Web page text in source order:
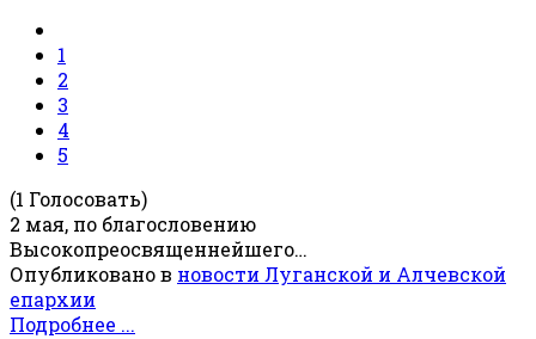
1
2
3
4
5
(1 Голосовать)
2 мая, по благословению
Высокопреосвященнейшего…
Опубликовано в новости Луганской и Алчевской
епархии
Подробнее ...